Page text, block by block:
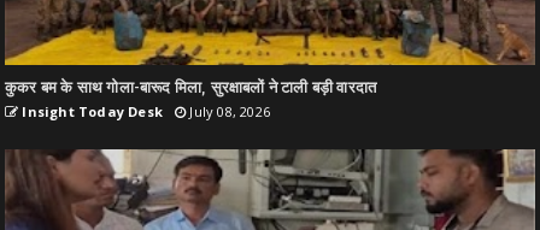
कुकर बम के साथ गोला-बारूद मिला, सुरक्षाबलों ने टाली बड़ी वारदात
Insight Today Desk July 08, 2026